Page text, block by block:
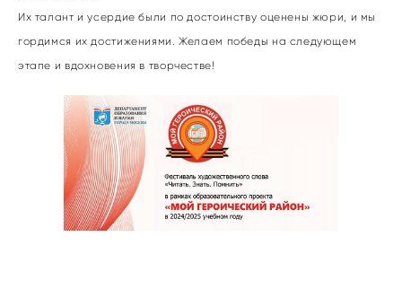
Их талант и усердие были по достоинству оценены жюри, и мы
гордимся их достижениями. Желаем победы на следующем
этапе и вдохновения в творчестве!